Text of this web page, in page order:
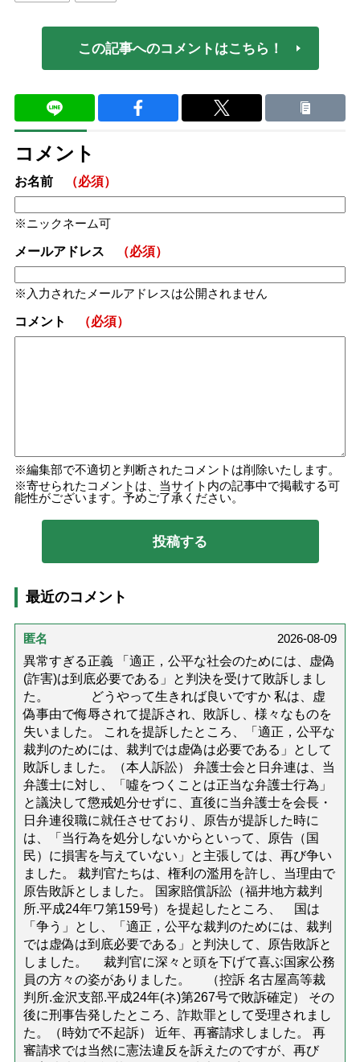
この記事へのコメントはこちら！
コメント
お名前 （必須）
ニックネーム可
メールアドレス （必須）
入力されたメールアドレスは公開されません
コメント （必須）
編集部で不適切と判断されたコメントは削除いたします。
寄せられたコメントは、当サイト内の記事中で掲載する可
能性がございます。予めご了承ください。
最近のコメント
匿名
2026-08-09
異常すぎる正義 「適正，公平な社会のためには、虚偽
(詐害)は到底必要である」と判決を受けて敗訴しまし
た。 どうやって生きれば良いですか 私は、虚
偽事由で侮辱されて提訴され、敗訴し、様々なものを
失いました。 これを提訴したところ、「適正，公平な
裁判のためには、裁判では虚偽は必要である」として
敗訴しました。（本人訴訟） 弁護士会と日弁連は、当
弁護士に対し、「噓をつくことは正当な弁護士行為」
と議決して懲戒処分せずに、直後に当弁護士を会長・
日弁連役職に就任させており、原告が提訴した時に
は、「当行為を処分しないからといって、原告（国
民）に損害を与えていない」と主張しては、再び争い
ました。 裁判官たちは、権利の濫用を許し、当理由で
原告敗訴としました。 国家賠償訴訟（福井地方裁判
所.平成24年ワ第159号）を提起したところ、 国は
「争う」とし、「適正，公平な裁判のためには、裁判
では虚偽は到底必要である」と判決して、原告敗訴と
しました。 裁判官に深々と頭を下げて喜ぶ国家公務
員の方々の姿がありました。 （控訴 名古屋高等裁
判所.金沢支部.平成24年(ネ)第267号で敗訴確定） その
後に刑事告発したところ、詐欺罪として受理されまし
た。（時効で不起訴） 近年、再審請求しました。 再
審請求では当然に憲法違反を訴えたのですが、再び